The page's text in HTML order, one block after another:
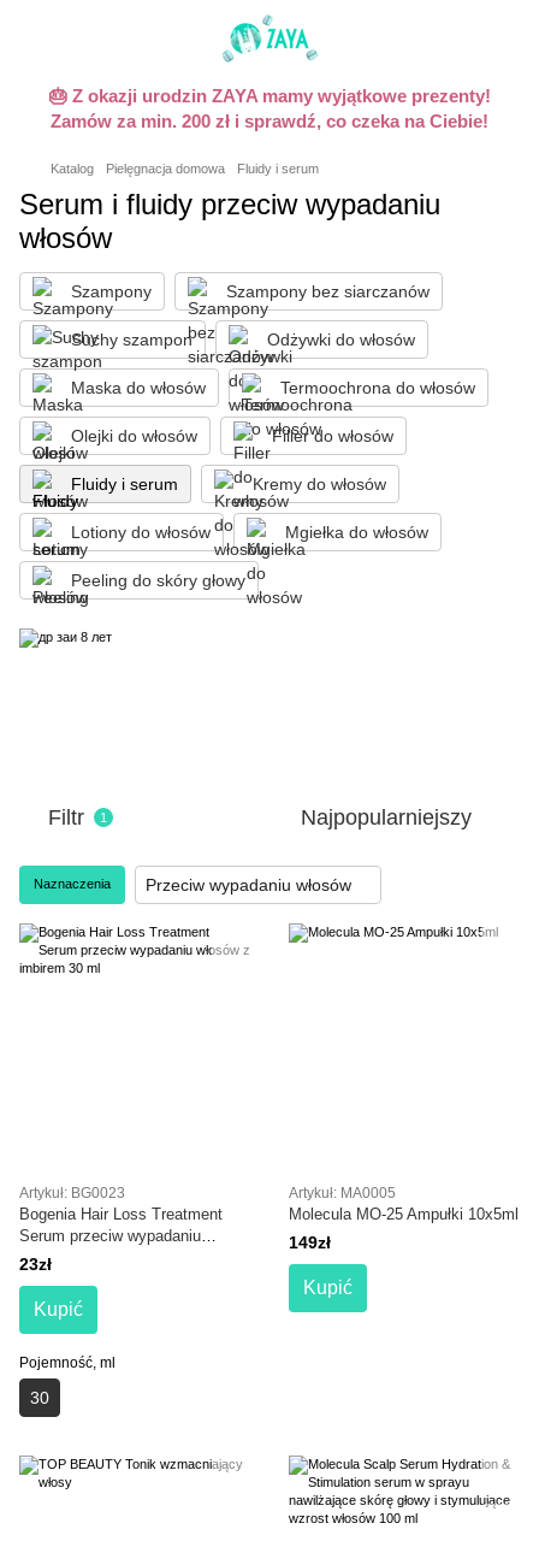
🎂 Z okazji urodzin ZAYA mamy wyjątkowe prezenty!
Zamów za min. 200 zł i sprawdź, co czeka na Ciebie!
Katalog Pielęgnacja domowa Fluidy i serum
Serum i fluidy przeciw wypadaniu
włosów
Szampony Szampony bez siarczanów
Suchy szampon Odżywki do włosów
Maska do włosów Termoochrona do włosów
Olejki do włosów Filler do włosów
Fluidy i serum Kremy do włosów
Lotiony do włosów Mgiełka do włosów
Peeling do skóry głowy
Filtr 1 Najpopularniejszy
Naznaczenia Przeciw wypadaniu włosów
Artykuł: BG0023
Bogenia Hair Loss Treatment
Serum przeciw wypadaniu
włosów z imbirem 30 ml
23zł
Kupić
Pojemność, ml
30
Artykuł: MA0005
Molecula MO-25 Ampułki 10x5ml
149zł
Kupić